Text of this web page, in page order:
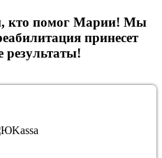
кто помог Марии! Мы
принесет
результаты!